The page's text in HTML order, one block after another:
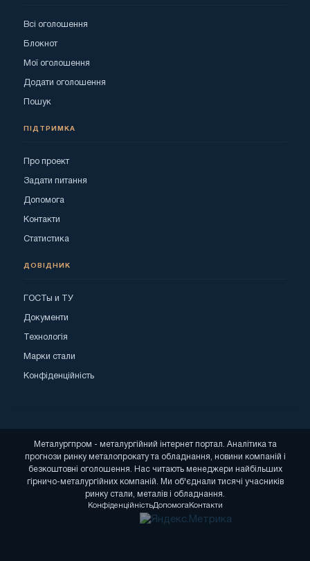
Всі оголошення
Блокнот
Мої оголошення
Додати оголошення
Пошук
ПІДТРИМКА
Про проект
Задати питання
Допомога
Контакти
Статистика
ДОВІДНИК
ГОСТы и ТУ
Документи
Технологія
Марки стали
Конфіденційність
Металургпром - металургійний інтернет портал. Аналітика та
прогнози ринку металопрокату та обладнання, новини компаній і
безкоштовні оголошення. Нас читають менеджери найбільших
гірничо-металургійних компаній. Ми об'єднали тисячі учасників
ринку стали, металів і обладнання.
КонфіденційністьДопомогаКонтакти